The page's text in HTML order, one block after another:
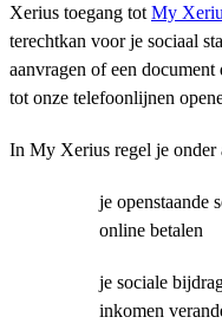
Xerius toegang tot My
terechtkan voor je sociaal
aanvragen of een
tot onze telefoonlijnen
In My Xerius regel je onder
je openstaande
online betalen
je sociale
inkomen